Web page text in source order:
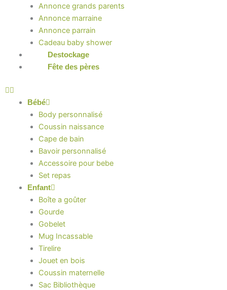
Annonce grands parents
Annonce marraine
Annonce parrain
Cadeau baby shower
Destockage
Fête des pères
Bébé
Body personnalisé
Coussin naissance
Cape de bain
Bavoir personnalisé
Accessoire pour bebe
Set repas
Enfant
Boîte a goûter
Gourde
Gobelet
Mug Incassable
Tirelire
Jouet en bois
Coussin maternelle
Sac Bibliothèque